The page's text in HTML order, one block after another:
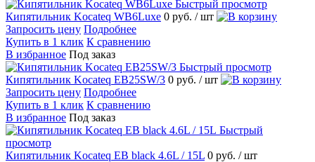
Быстрый просмотр
Кипятильник Kocateq WB6Luxe 0 руб. / шт
Запросить цену Подробнее
Купить в 1 клик К сравнению
В избранное Под заказ
Быстрый просмотр
Кипятильник Kocateq EB25SW/3 0 руб. / шт
Запросить цену Подробнее
Купить в 1 клик К сравнению
В избранное Под заказ
Быстрый
просмотр
Кипятильник Kocateq EB black 4.6L / 15L 0 руб. / шт